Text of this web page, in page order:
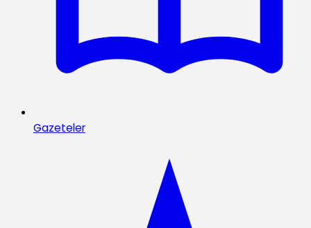
Gazeteler